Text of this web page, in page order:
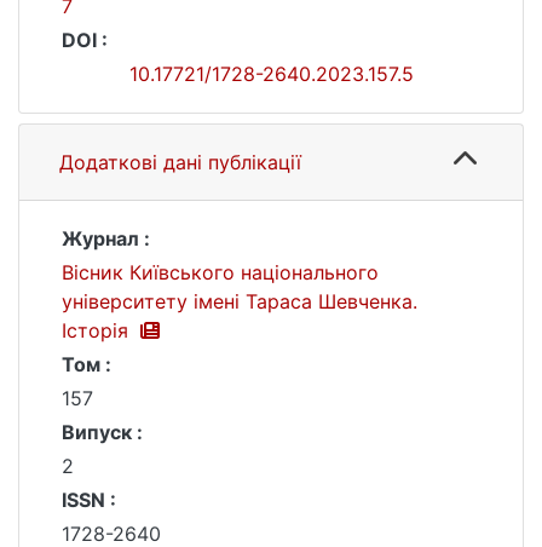
7
DOI :
10.17721/1728-2640.2023.157.5
Додаткові дані публікації
Журнал :
Вісник Київського національного
університету імені Тараса Шевченка.
Історія
Том :
157
Випуск :
2
ISSN :
1728-2640